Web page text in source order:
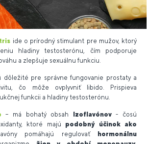
ide o prírodný stimulant pre mužov, ktorý
hladiny testosterónu, čím podporuje
a zlepšuje sexuálnu funkciu.
dôležité pre správne fungovanie prostaty a
čo môže ovplyvniť libido. Prispieva
funkcii a hladiny testosterónu.
– má bohatý obsah Izoflavónov- čosú
ktoré majú podobný účinok ako
pomáhajú regulovať
hormonálnu